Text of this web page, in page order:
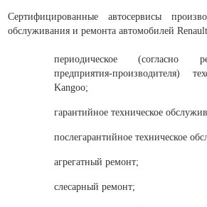
Сертифицированные автосервисы
обслуживания и ремонта автомобилей
периодическое (согласно
предприятия-производителя)
Kangoo;
гарантийное техническое
послегарантийное техническое
агрегатный ремонт;
слесарный ремонт;